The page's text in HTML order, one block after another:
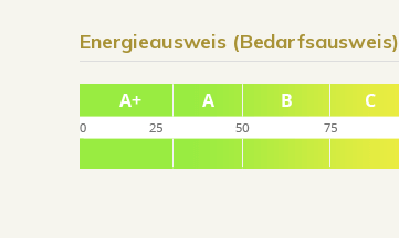
Energieausweis (Bedarfsausweis)